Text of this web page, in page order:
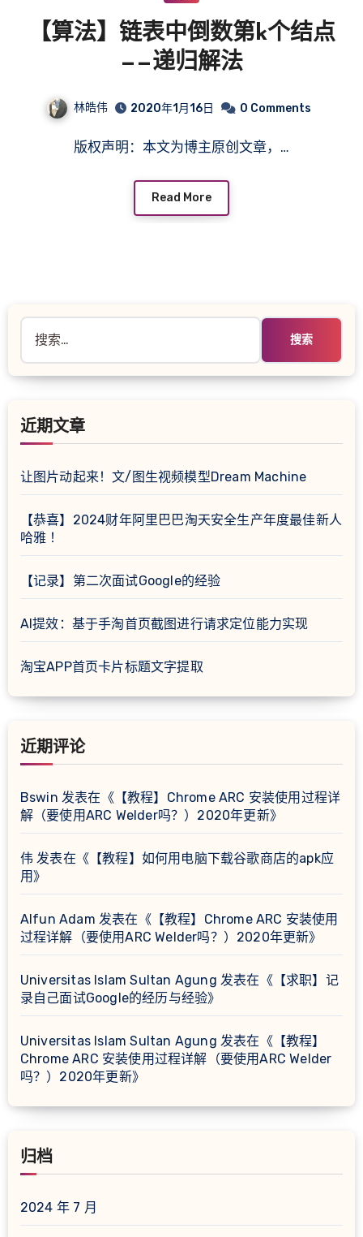
【算法】链表中倒数第k个结点
——递归解法
林皓伟 2020年1月16日 0 Comments
版权声明：本文为博主原创文章，…
Read More
索：
近期文章
让图片动起来！文/图生视频模型Dream Machine
【恭喜】2024财年阿里巴巴淘天安全生产年度最佳新人
哈雅 ！
【记录】第二次面试Google的经验
AI提效：基于手淘首页截图进行请求定位能力实现
淘宝APP首页卡片标题文字提取
近期评论
Bswin 发表在《 【教程】Chrome ARC 安装使用过程详
解（要使用ARC Welder吗？）2020年更新》
伟 发表在《 【教程】如何用电脑下载谷歌商店的apk应
用 》
Alfun Adam 发表在《 【教程】Chrome ARC 安装使用
过程详解（要使用ARC Welder吗？）2020年更新》
Universitas Islam Sultan Agung 发表在《 【求职】记
录自己面试Google的经历与经验》
Universitas Islam Sultan Agung 发表在《 【教程】
Chrome ARC 安装使用过程详解（要使用ARC Welder
吗？）2020年更新》
归档
2024 年 7 月